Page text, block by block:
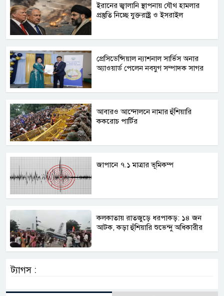
ইরানের জ্বালানি স্থাপনায় যৌথ হামলার
প্রস্তুতি নিচ্ছে যুক্তরাষ্ট্র ও ইসরাইল
প্রেসিডেন্সিয়াল ন্যাশনাল সার্ভিস অনার
অ্যাওয়ার্ড পেলেন নবযুগ সম্পাদক সাগর
আবারও আন্দোলনে নামার হুঁশিয়ারি
ককরোচ পার্টির
জাপানে ৭.১ মাত্রার ভূমিকম্প
কলকাতায় রাতজুড়ে ধরপাকড়: ১৪ জন
আটক, কড়া হুঁশিয়ারি শুভেন্দু অধিকারীর
ট্যাগস :